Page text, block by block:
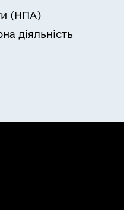
(НПА)
діяльність